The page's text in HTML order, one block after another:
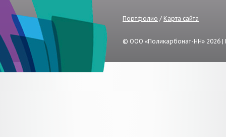
Портфолио / Карта сайта
© ООО «Поликарбонат-НН» 2026